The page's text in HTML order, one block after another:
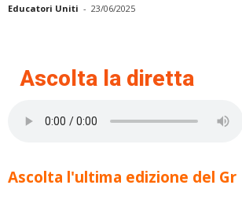
Educatori Uniti - 23/06/2025
Ascolta la diretta
Ascolta l'ultima edizione del Gr